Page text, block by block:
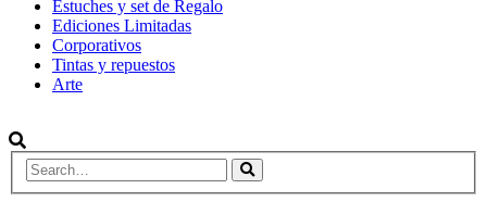
Estuches y set de Regalo
Ediciones Limitadas
Corporativos
Tintas y repuestos
Arte